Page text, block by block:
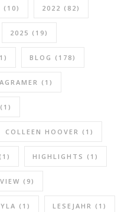
(10) 2022 (82)
2025 (19)
BLOG (178)
(1)
(1)
COLLEEN HOOVER (1)
(1) HIGHLIGHTS (1)
(9)
(1) LESEJAHR (1)